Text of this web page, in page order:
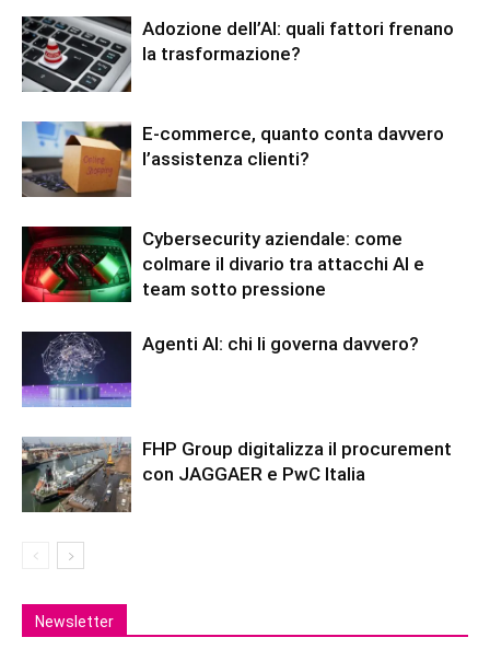
Adozione dell’AI: quali fattori frenano
la trasformazione?
E-commerce, quanto conta davvero
l’assistenza clienti?
Cybersecurity aziendale: come
colmare il divario tra attacchi AI e
team sotto pressione
Agenti AI: chi li governa davvero?
FHP Group digitalizza il procurement
con JAGGAER e PwC Italia
Newsletter